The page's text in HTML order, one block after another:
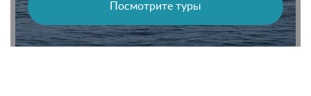
Посмотрите туры